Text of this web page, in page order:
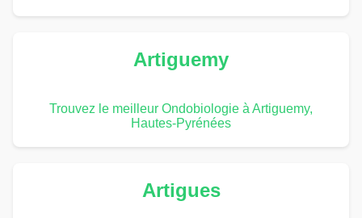
Artiguemy
Trouvez le meilleur Ondobiologie à Artiguemy,
Hautes-Pyrénées
Artigues